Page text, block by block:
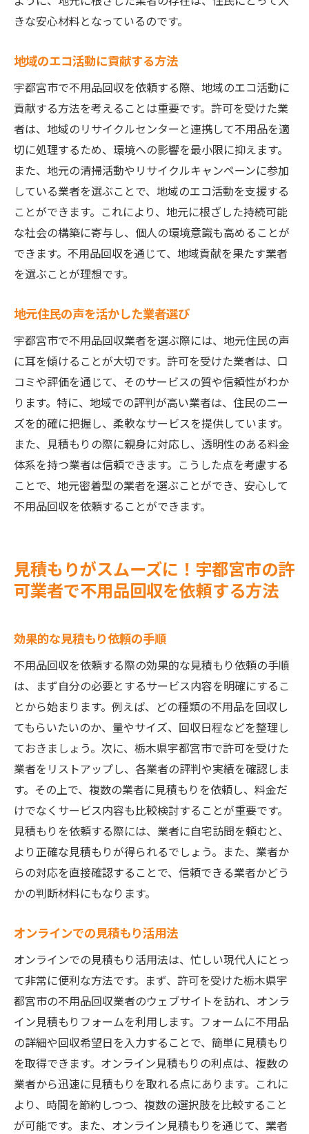
きな安心材料となっているのです。
地域のエコ活動に貢献する方法
宇都宮市で不用品回収を依頼する際、地域のエコ活動に
貢献する方法を考えることは重要です。許可を受けた業
者は、地域のリサイクルセンターと連携して不用品を適
切に処理するため、環境への影響を最小限に抑えます。
また、地元の清掃活動やリサイクルキャンペーンに参加
している業者を選ぶことで、地域のエコ活動を支援する
ことができます。これにより、地元に根ざした持続可能
な社会の構築に寄与し、個人の環境意識も高めることが
できます。不用品回収を通じて、地域貢献を果たす業者
を選ぶことが理想です。
地元住民の声を活かした業者選び
宇都宮市で不用品回収業者を選ぶ際には、地元住民の声
に耳を傾けることが大切です。許可を受けた業者は、口
コミや評価を通じて、そのサービスの質や信頼性がわか
ります。特に、地域での評判が高い業者は、住民のニー
ズを的確に把握し、柔軟なサービスを提供しています。
また、見積もりの際に親身に対応し、透明性のある料金
体系を持つ業者は信頼できます。こうした点を考慮する
ことで、地元密着型の業者を選ぶことができ、安心して
不用品回収を依頼することができます。
見積もりがスムーズに！宇都宮市の許
可業者で不用品回収を依頼する方法
効果的な見積もり依頼の手順
不用品回収を依頼する際の効果的な見積もり依頼の手順
は、まず自分の必要とするサービス内容を明確にするこ
とから始まります。例えば、どの種類の不用品を回収し
てもらいたいのか、量やサイズ、回収日程などを整理し
ておきましょう。次に、栃木県宇都宮市で許可を受けた
業者をリストアップし、各業者の評判や実績を確認しま
す。その上で、複数の業者に見積もりを依頼し、料金だ
けでなくサービス内容も比較検討することが重要です。
見積もりを依頼する際には、業者に自宅訪問を頼むと、
より正確な見積もりが得られるでしょう。また、業者か
らの対応を直接確認することで、信頼できる業者かどう
かの判断材料にもなります。
オンラインでの見積もり活用法
オンラインでの見積もり活用法は、忙しい現代人にとっ
て非常に便利な方法です。まず、許可を受けた栃木県宇
都宮市の不用品回収業者のウェブサイトを訪れ、オンラ
イン見積もりフォームを利用します。フォームに不用品
の詳細や回収希望日を入力することで、簡単に見積もり
を取得できます。オンライン見積もりの利点は、複数の
業者から迅速に見積もりを取れる点にあります。これに
より、時間を節約しつつ、複数の選択肢を比較すること
が可能です。また、オンライン見積もりを通じて、業者